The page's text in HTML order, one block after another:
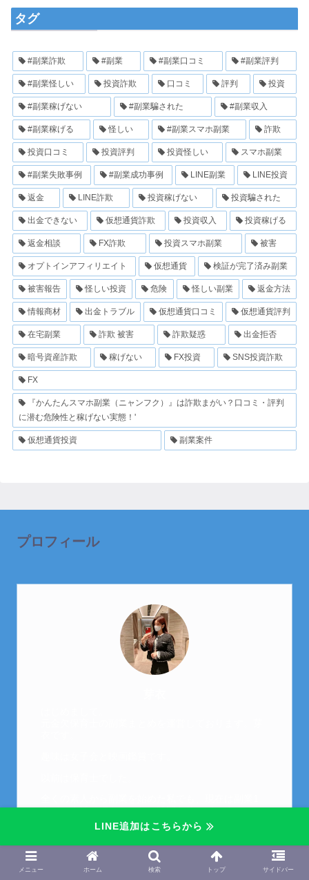
タグ
#副業詐欺 #副業 #副業口コミ #副業評判
#副業怪しい 投資詐欺 口コミ 評判 投資
#副業稼げない #副業騙された #副業収入
#副業稼げる 怪しい #副業スマホ副業 詐欺
投資口コミ 投資評判 投資怪しい スマホ副業
#副業失敗事例 #副業成功事例 LINE副業 LINE投資
返金 LINE詐欺 投資稼げない 投資騙された
出金できない 仮想通貨詐欺 投資収入 投資稼げる
返金相談 FX詐欺 投資スマホ副業 被害
オプトインアフィリエイト 仮想通貨 検証が完了済み副業
被害報告 怪しい投資 危険 怪しい副業 返金方法
情報商材 出金トラブル 仮想通貨口コミ 仮想通貨評判
在宅副業 詐欺 被害 詐欺疑惑 出金拒否
暗号資産詐欺 稼げない FX投資 SNS投資詐欺
FX
『かんたんスマホ副業（ニャンフク）』は詐欺まがい？口コミ・評判
に潜む危険性と稼げない実態！'
仮想通貨投資 副業案件
LINE追加はこちらから
プロフィール
本での生活で好きなことに時間を使っています！
このサイトでは副業に関する情報をお伝えしていき
ます！
LINEにて質問にお答えできるので、お気軽にご連絡
メニュー ホーム 検索 トップ サイドバー